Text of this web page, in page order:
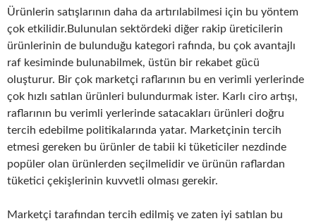
Ürünlerin satışlarının daha da artırılabilmesi için bu yöntem
çok etkilidir.Bulunulan sektördeki diğer rakip üreticilerin
ürünlerinin de bulunduğu kategori rafında, bu çok avantajlı
raf kesiminde bulunabilmek, üstün bir rekabet gücü
oluşturur. Bir çok marketçi raflarının bu en verimli yerlerinde
çok hızlı satılan ürünleri bulundurmak ister. Karlı ciro artışı,
raflarının bu verimli yerlerinde satacakları ürünleri doğru
tercih edebilme politikalarında yatar. Marketçinin tercih
etmesi gereken bu ürünler de tabii ki tüketiciler nezdinde
popüler olan ürünlerden seçilmelidir ve ürünün raflardan
tüketici çekişlerinin kuvvetli olması gerekir.
Marketçi tarafından tercih edilmiş ve zaten iyi satılan bu